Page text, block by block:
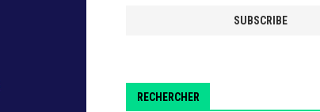
RECHERCHER